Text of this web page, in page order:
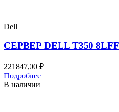
Dell
СЕРВЕР DELL T350 8LFF
221847,00 ₽
Подробнее
В наличии